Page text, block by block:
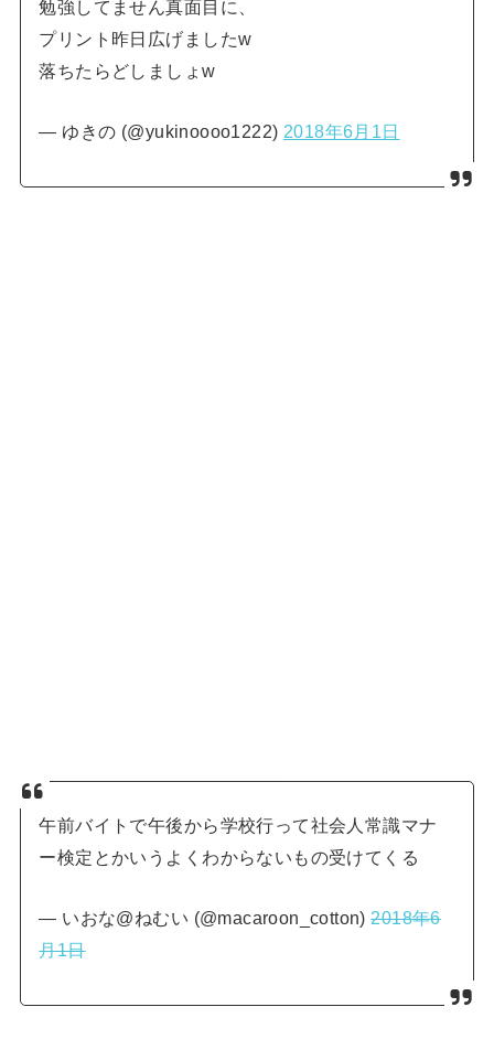
勉強してません真面目に、
プリント昨日広げましたw
落ちたらどしましょw
— ゆきの (@yukinoooo1222) 2018年6月1日
午前バイトで午後から学校行って社会人常識マナ
ー検定とかいうよくわからないもの受けてくる
— いおな@ねむい (@macaroon_cotton)2018年6
月1日